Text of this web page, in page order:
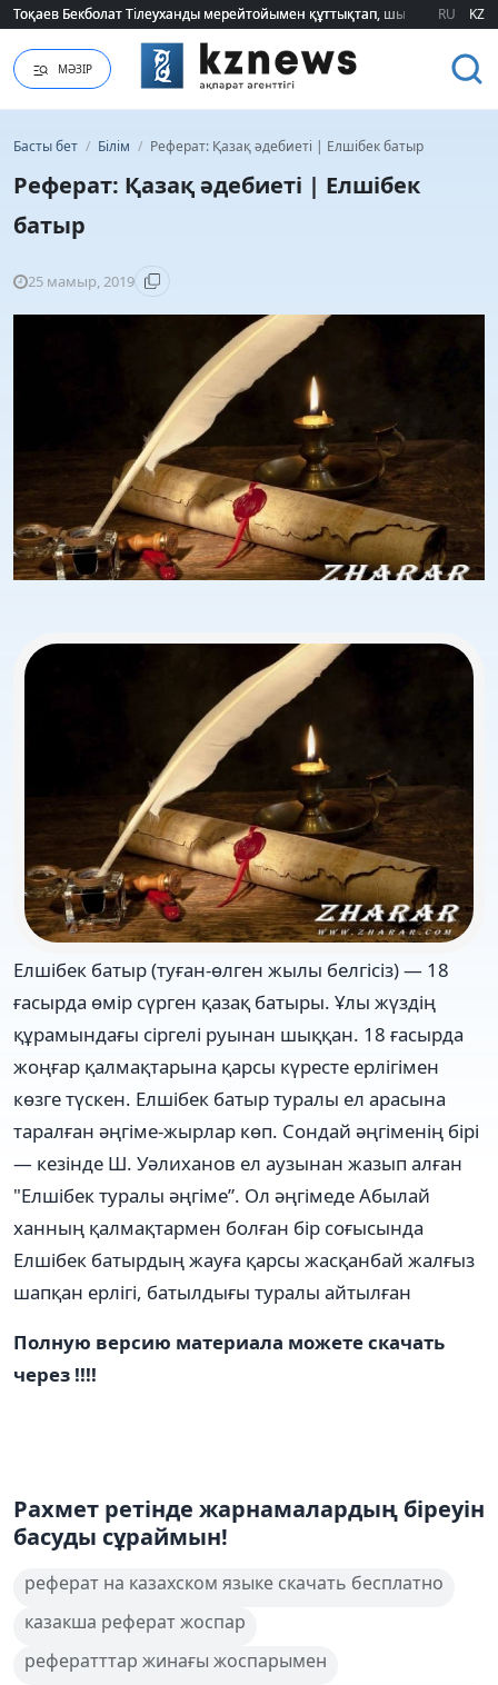
Тоқаев Бекболат Тілеуханды мерейтойымен құттықтап, шығармашылық
Тоқаев Бекболат Тілеуханды мерейтойымен құттықтап, шығармашылық
RU KZ
МӘЗІР
Басты бет / Білім / Реферат: Қазақ әдебиеті | Елшібек батыр
Реферат: Қазақ әдебиеті | Елшібек
батыр
25 мамыр, 2019
Елшібек батыр (туған-өлген жылы белгісіз) — 18
ғасырда өмір сүрген қазақ батыры. Ұлы жүздің
құрамындағы сіргелі руынан шыққан. 18 ғасырда
жоңғар қалмақтарына қарсы күресте ерлігімен
көзге түскен. Елшібек батыр туралы ел арасына
таралған әңгіме-жырлар көп. Сондай әңгіменің бірі
— кезінде Ш. Уәлиханов ел аузынан жазып алған
"Елшібек туралы әңгіме”. Ол әңгімеде Абылай
ханның қалмақтармен болған бір соғысында
Елшібек батырдың жауға қарсы жасқанбай жалғыз
шапқан ерлігі, батылдығы туралы айтылған
Полную версию материала можете скачать
через !!!!
Рахмет ретінде жарнамалардың біреуін
басуды сұраймын!
реферат на казахском языке скачать бесплатно
казакша реферат жоспар
рефератттар жинағы жоспарымен